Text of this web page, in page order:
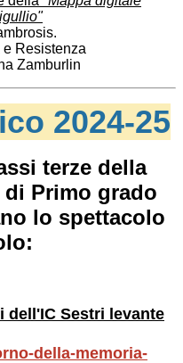
e Resistenza
Zamburlin
2024-25
terze della
di Primo grado
lo spettacolo
dell'IC Sestri levante
della-memoria-